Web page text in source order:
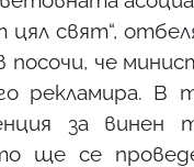
свят“,
че
рекламира. В
за винен
ще се